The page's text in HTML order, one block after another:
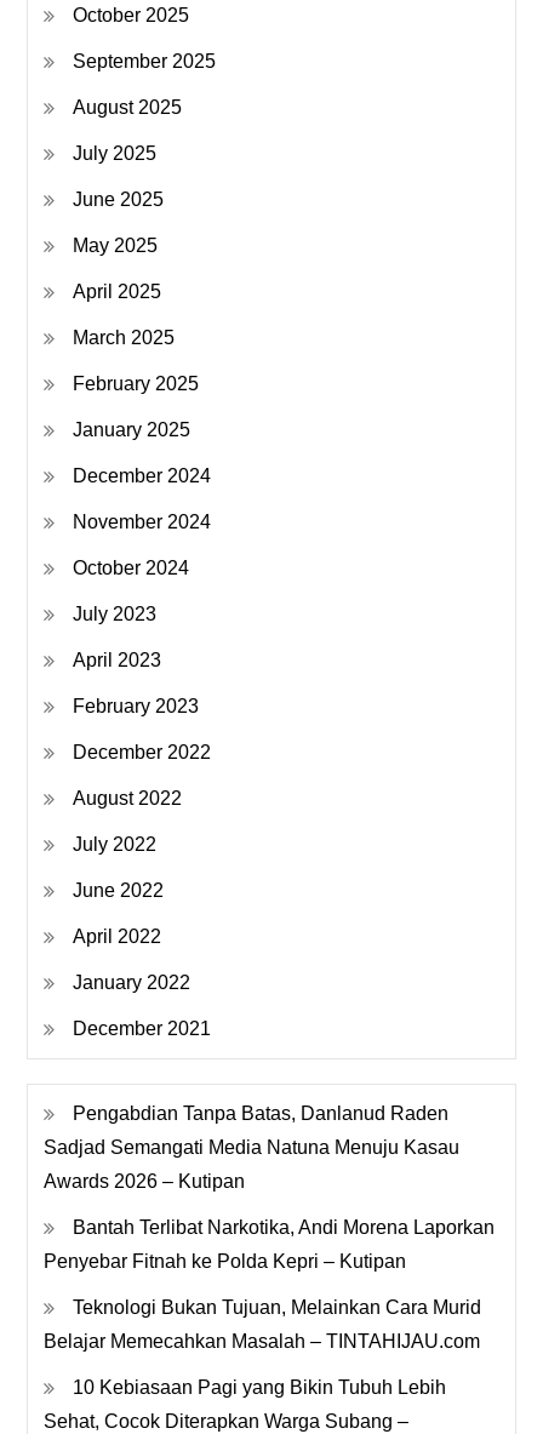
October 2025
September 2025
August 2025
July 2025
June 2025
May 2025
April 2025
March 2025
February 2025
January 2025
December 2024
November 2024
October 2024
July 2023
April 2023
February 2023
December 2022
August 2022
July 2022
June 2022
April 2022
January 2022
December 2021
Pengabdian Tanpa Batas, Danlanud Raden
Sadjad Semangati Media Natuna Menuju Kasau
Awards 2026 – Kutipan
Bantah Terlibat Narkotika, Andi Morena Laporkan
Penyebar Fitnah ke Polda Kepri – Kutipan
Teknologi Bukan Tujuan, Melainkan Cara Murid
Belajar Memecahkan Masalah – TINTAHIJAU.com
10 Kebiasaan Pagi yang Bikin Tubuh Lebih
Sehat, Cocok Diterapkan Warga Subang –